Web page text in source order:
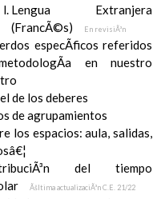
Lengua Extranjera
(FrancÃ©s)
En revisiÃ³n
especÃ­ficos referidos
en nuestro
de los deberes
de agrupamientos
los espacios: aula, salidas,
del tiempo
Ãšltima actualizaciÃ³n C.E. 21/22